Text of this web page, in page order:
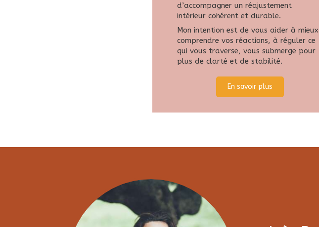
d’accompagner un réajustement
intérieur cohérent et durable.
Mon intention est de vous aider à mieux
comprendre vos réactions, à réguler ce
qui vous traverse, vous submerge pour
plus de clarté et de stabilité.
En savoir plus